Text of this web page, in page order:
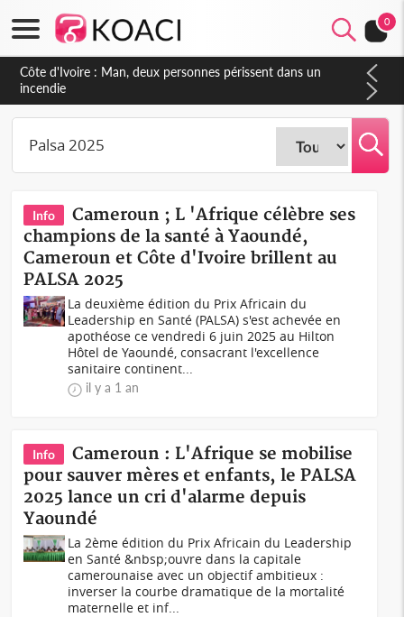
0
Côte d'Ivoire : Man, deux personnes périssent dans un
incendie
Info
Cameroun ; L 'Afrique célèbre ses
champions de la santé à Yaoundé,
Cameroun et Côte d'Ivoire brillent au
PALSA 2025
La deuxième édition du Prix Africain du
Leadership en Santé (PALSA) s'est achevée en
apothéose ce vendredi 6 juin 2025 au Hilton
Hôtel de Yaoundé, consacrant l'excellence
sanitaire continent...
il y a 1 an
Info
Cameroun : L'Afrique se mobilise
pour sauver mères et enfants, le PALSA
2025 lance un cri d'alarme depuis
Yaoundé
La 2ème édition du Prix Africain du Leadership
en Santé &nbsp;ouvre dans la capitale
camerounaise avec un objectif ambitieux :
inverser la courbe dramatique de la mortalité
maternelle et inf...